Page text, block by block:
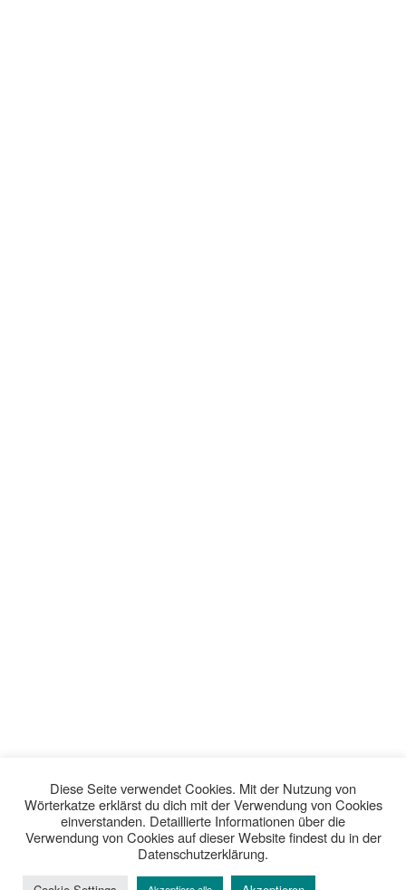
Diese Seite verwendet Cookies. Mit der Nutzung von
Wörterkatze erklärst du dich mit der Verwendung von Cookies
einverstanden. Detaillierte Informationen über die
Verwendung von Cookies auf dieser Website findest du in der
Datenschutzerklärung.